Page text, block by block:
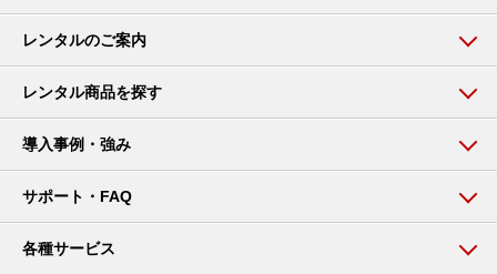
レンタルのご案内
レンタル商品を探す
導入事例・強み
サポート・FAQ
各種サービス